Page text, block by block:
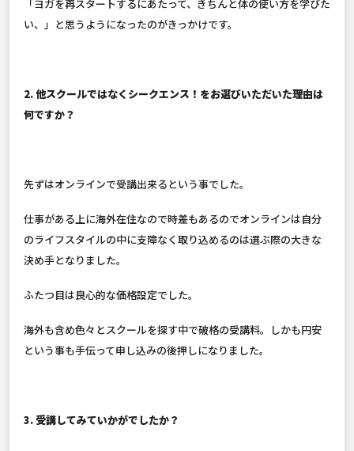
「ヨガを再スタートするにあたって、きちんと体の使い方を学びた
い、」と思うようになったのがきっかけです。
2. 他スクールではなくシークエンス！をお選びいただいた理由は
何ですか？
先ずはオンラインで受講出来るという事でした。
仕事がある上に海外在住なので時差もあるのでオンラインは自分
のライフスタイルの中に支障なく取り込めるのは選ぶ際の大きな
決め手となりました。
ふたつ目は良心的な価格設定でした。
海外も含め色々とスクールを探す中で破格の受講料。しかも円安
という事も手伝って申し込みの後押しになりました。
3. 受講してみていかがでしたか？